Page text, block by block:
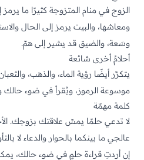
الزوج في منام المتزوجة كثيرًا ما
ومعاشها، والبيت يرمز إلى الحال
وسَعة، والضيق قد يشير إلى همّ.
أحلامٌ أخرى شائعة
يتكرّر أيضًا رؤية الماء، والذهب،
موسوعة الرموز، ويُقرأ في ضوء
كلمة مهمّة
لا تدعي حلمًا يمسّ علاقتك بزوجك.
عالجي ما بينكما بالحوار والدعاء لا
إن أردتِ قراءة حلمٍ في ضوء حالك،